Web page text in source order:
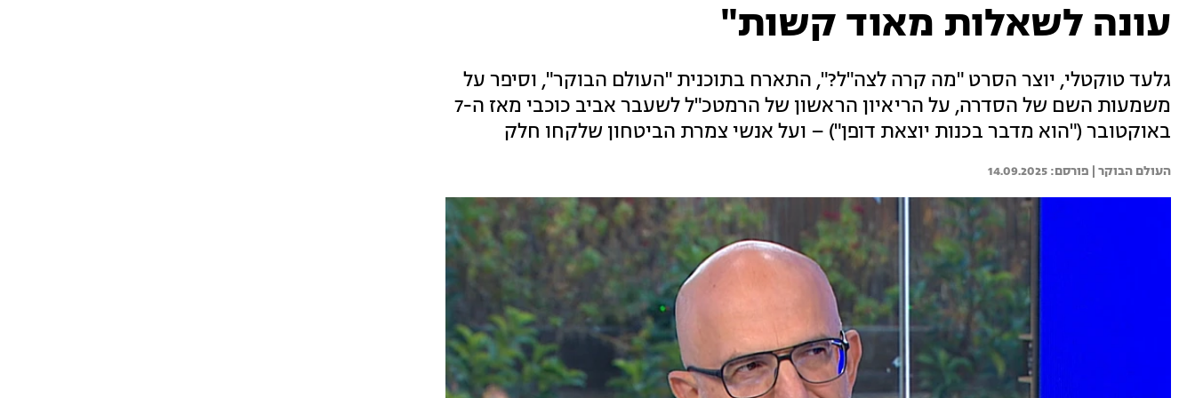
עונה לשאלות מאוד קשות"
גלעד טוקטלי, יוצר הסרט "מה קרה לצה"ל?", התארח בתוכנית "העולם הבוקר", וסיפר על
משמעות השם של הסדרה, על הריאיון הראשון של הרמטכ"ל לשעבר אביב כוכבי מאז ה-7
באוקטובר ("הוא מדבר בכנות יוצאת דופן") – ועל אנשי צמרת הביטחון שלקחו חלק
העולם הבוקר | 14.09.2025